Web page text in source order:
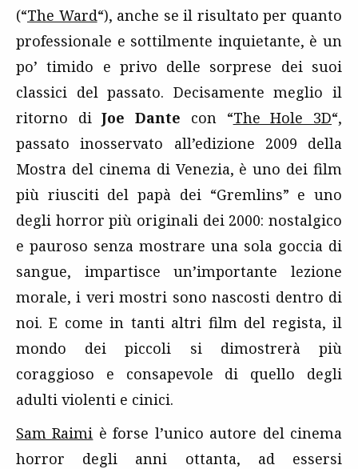
(“The Ward“), anche se il risultato per quanto
professionale e sottilmente inquietante, è un
po’ timido e privo delle sorprese dei suoi
classici del passato. Decisamente meglio il
ritorno diJoe Dante con “The Hole 3D“,
passato inosservato all’edizione 2009 della
Mostra del cinema di Venezia, è uno dei film
più riusciti del papà dei “Gremlins” e uno
degli horror più originali dei 2000: nostalgico
e pauroso senza mostrare una sola goccia di
sangue, impartisce un’importante lezione
morale, i veri mostri sono nascosti dentro di
noi. E come in tanti altri film del regista, il
mondo dei piccoli si dimostrerà più
coraggioso e consapevole di quello degli
adulti violenti e cinici.
Sam Raimi è forse l’unico autore del cinema
horror degli anni ottanta, ad essersi